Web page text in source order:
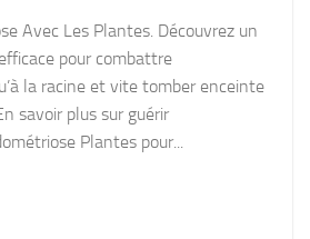
Avec Les Plantes. Découvrez un
pour combattre
la racine et vite tomber enceinte
savoir plus sur guérir
Plantes pour...